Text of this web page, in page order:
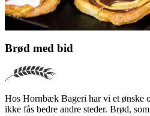
Brød med bid
Hos Hornbæk Bageri har vi et ønske
ikke fås bedre andre steder. Brød,